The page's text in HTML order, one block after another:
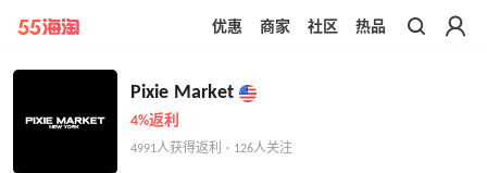
带你去官网买正品
优惠 商家 社区 热品
Pixie Market
4%返利
4991人获得返利 · 126人关注